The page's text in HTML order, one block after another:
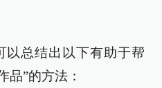
以总结出以下有助于帮
品”的方法：